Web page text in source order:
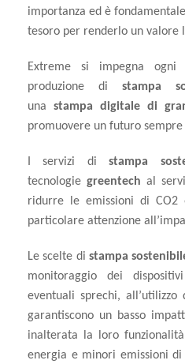
importanza ed è
tesoro per renderlo un valore
Extreme si impegna
produzione di stampa
una stampa digitale di
promuovere un futuro sempre
I servizi distampa
tecnologiegreentech al
ridurre le emissioni di CO2
particolare attenzione
Le scelte di stampa
monitoraggio dei
eventuali sprechi,
garantiscono un basso
inalterata la loro
energia e minori emissioni